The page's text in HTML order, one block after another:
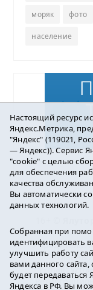
моряк фото
население
Учредитель:
E-mail:
Настоящий ресурс
Яндекс.Метрика,
"Яндекс" (119021,
— Яндекс)). Сервис
"cookie" с целью
для обеспечения
качества
Вы автоматически
данных технологий.
Собранная при
идентифицировать
улучшить работу
вами данного
будет передаваться
Яндекса в РФ. Вы